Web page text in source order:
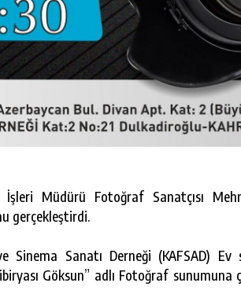
İşleri Müdürü Fotoğraf Sanatçısı
gerçekleştirdi.
Sinema Sanatı Derneği (KAFSAD) Ev
Göksun” adlı Fotoğraf sunumuna